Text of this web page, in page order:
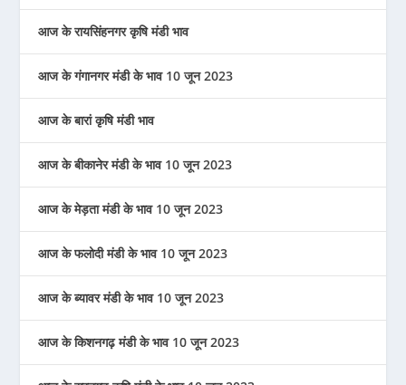
आज के रायसिंहनगर कृषि मंडी भाव
आज के गंगानगर मंडी के भाव 10 जून 2023
आज के बारां कृषि मंडी भाव
आज के बीकानेर मंडी के भाव 10 जून 2023
आज के मेड़ता मंडी के भाव 10 जून 2023
आज के फलोदी मंडी के भाव 10 जून 2023
आज के ब्यावर मंडी के भाव 10 जून 2023
आज के किशनगढ़ मंडी के भाव 10 जून 2023